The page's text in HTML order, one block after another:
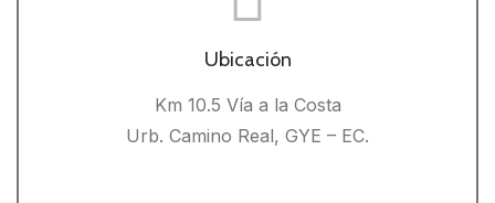
Ubicación
Km 10.5 Vía a la Costa
Urb. Camino Real, GYE – EC.